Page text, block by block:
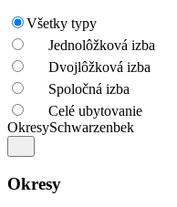
Všetky typy
Jednolôžková izba
Dvojlôžková izba
Spoločná izba
Celé ubytovanie
OkresySchwarzenbek
Okresy